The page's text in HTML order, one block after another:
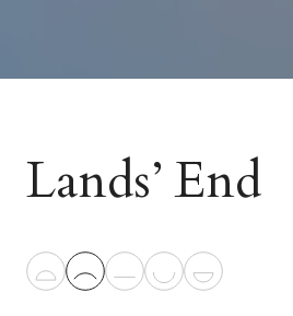
Lands’ End